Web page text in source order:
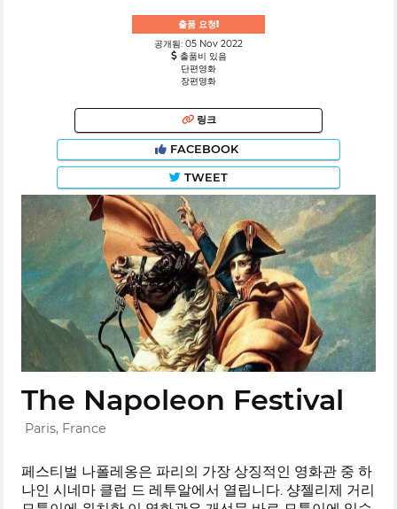
출품 요청!
공개됨: 05 Nov 2022
출품비 있음
단편영화
장편영화
링크
FACEBOOK
TWEET
The Napoleon Festival
Paris, France
페스티벌 나폴레옹은 파리의 가장 상징적인 영화관 중 하
나인 시네마 클럽 드 레투알에서 열립니다. 샹젤리제 거리